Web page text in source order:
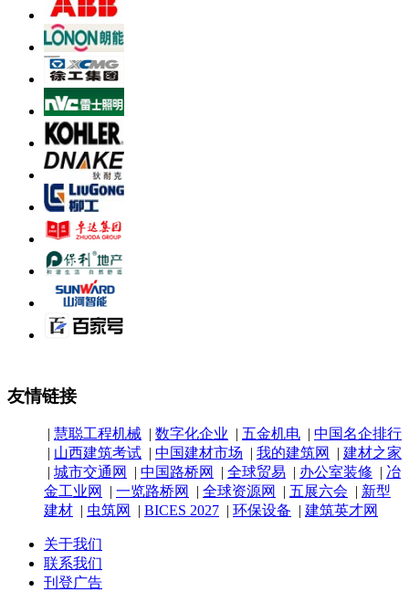
友情链接
| 慧聪工程机械 | 数字化企业 | 五金机电 | 中国名企排行
| 山西建筑考试 | 中国建材市场 | 我的建筑网 | 建材之家
| 城市交通网 | 中国路桥网 | 全球贸易 | 办公室装修 | 冶
金工业网
| 一览路桥网 | 全球资源网 | 五展六会 | 新型
建材 | 虫筑网 | BICES 2027 | 环保设备 | 建筑英才网
关于我们
联系我们
刊登广告